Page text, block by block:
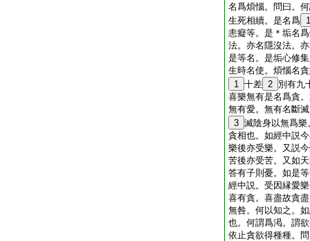
名爲煩惱。問曰。
生死相續。是名爲
恚癡等。是＊垢名
法。亦名隱沒法。
是等名。是垢心修
生時名使。煩惱名
1 十差 2 別有九
喜樂無有是名爲貪
無有愛。無有名斷
3 滅陰身以無爲
貪相也。如經中説
樂後亦受樂。又説
苦後亦受苦。又如
答有子則憂。如是
經中説。受因縁愛
喜有貪。喜盡故貪
無咎。何以知之。
也。何謂爲渇。謂
依止貪欲得種種。